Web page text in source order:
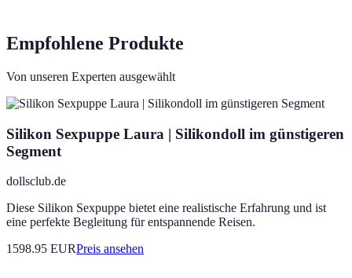
Empfohlene Produkte
Von unseren Experten ausgewählt
Silikon Sexpuppe Laura | Silikondoll im günstigeren
Segment
dollsclub.de
Diese Silikon Sexpuppe bietet eine realistische Erfahrung und ist
eine perfekte Begleitung für entspannende Reisen.
1598.95 EURPreis ansehen